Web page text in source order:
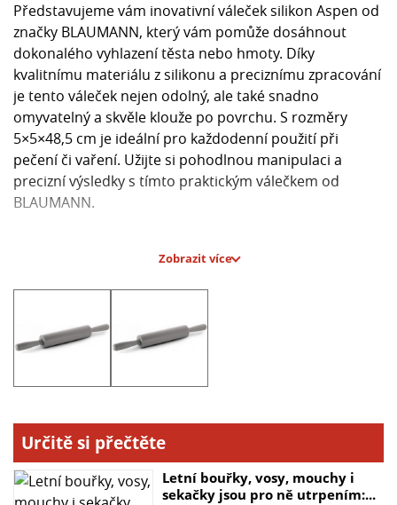
Představujeme vám inovativní váleček silikon Aspen od
značky BLAUMANN, který vám pomůže dosáhnout
dokonalého vyhlazení těsta nebo hmoty. Díky
kvalitnímu materiálu z silikonu a preciznímu zpracování
je tento váleček nejen odolný, ale také snadno
omyvatelný a skvěle klouže po povrchu. S rozměry
5×5×48,5 cm je ideální pro každodenní použití při
pečení či vaření. Užijte si pohodlnou manipulaci a
precizní výsledky s tímto praktickým válečkem od
BLAUMANN.
- Rozměry: 5×5×48,5 cm
Zobrazit více
Určitě si přečtěte
Letní bouřky, vosy, mouchy i
sekačky jsou pro ně utrpením:...